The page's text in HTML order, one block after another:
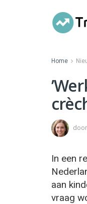
Home
door
In een
aan
vraag